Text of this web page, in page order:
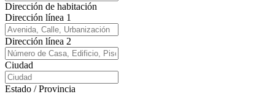
Dirección de habitación
Dirección línea 1
Dirección línea 2
Ciudad
Estado / Provincia